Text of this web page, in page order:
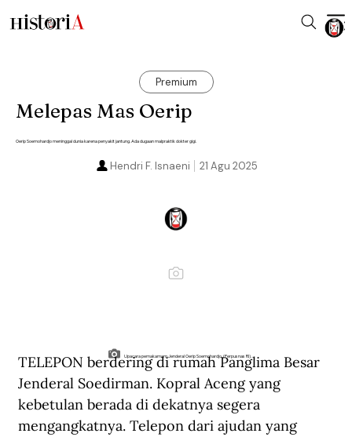
Premium
Melepas Mas Oerip
Oerip Soemohardjo meninggal dunia karena penyakit jantung. Ada dugaan malpraktik dokter gigi.
21 Agu 2025
Hendri F. Isnaeni
Upacara pemakamam Jenderal Oerip Soemohardjo. (Perpusnas RI).
TELEPON berdering di rumah Panglima Besar
Jenderal Soedirman. Kopral Aceng yang
kebetulan berada di dekatnya segera
mengangkatnya. Telepon dari ajudan yang